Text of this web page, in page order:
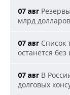
07 авг
млрд долларов
07 авг Список
останется
07 авг В
долговых